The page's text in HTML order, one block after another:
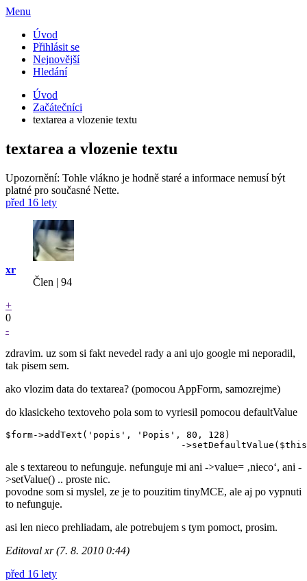
Menu
Úvod
Přihlásit se
Nejnovější
Hledání
Úvod
Začátečníci
textarea a vlozenie textu
textarea a vlozenie textu
Upozornění: Tohle vlákno je hodně staré a informace nemusí být
platné pro současné Nette.
před 16 lety
xr
Člen | 94
+
0
-
zdravim. uz som si fakt nevedel rady a ani ujo google mi neporadil,
tak pisem sem.
ako vlozim data do textarea? (pomocou AppForm, samozrejme)
do klasickeho textoveho pola som to vyriesil pomocou defaultValue
$form->addText('popis', 'Popis', 80, 128)
ale s textareou to nefunguje. nefunguje mi ani ->value= ‚nieco‘, ani -
>setValue() .. proste nic.
povodne som si myslel, ze je to pouzitim tinyMCE, ale aj po vypnuti
to nefunguje.
asi len nieco prehliadam, ale potrebujem s tym pomoct, prosim.
Editoval xr (7. 8. 2010 0:44)
před 16 lety